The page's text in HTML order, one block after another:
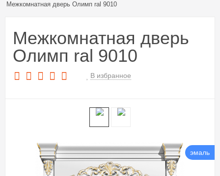
Межкомнатная дверь Олимп ral 9010
Межкомнатная дверь
Олимп ral 9010
В избранное
эмаль